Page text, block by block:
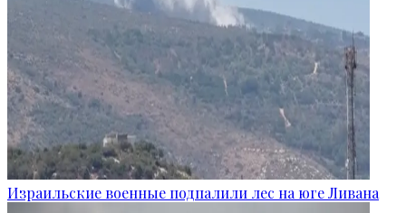
Израильские военные подпалили лес на юге Ливана